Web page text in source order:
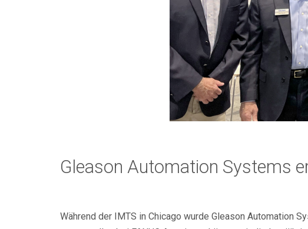
Gleason Automation Systems
Während der IMTS in Chicago wurde Gleason Automation